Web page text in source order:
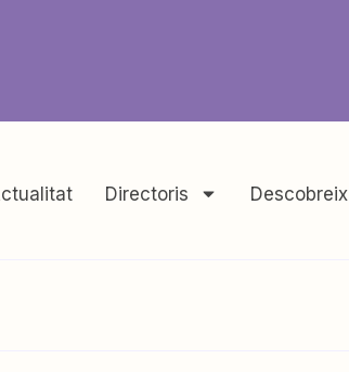
Directoris Descobreix